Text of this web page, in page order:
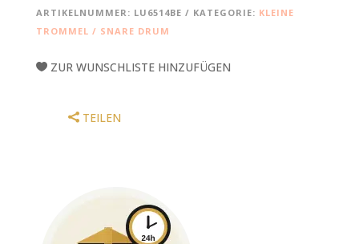
MENGE
ARTIKELNUMMER: LU6514BE KATEGORIE: KLEINE
TROMMEL / SNARE DRUM
ZUR WUNSCHLISTE HINZUFÜGEN
TEILEN